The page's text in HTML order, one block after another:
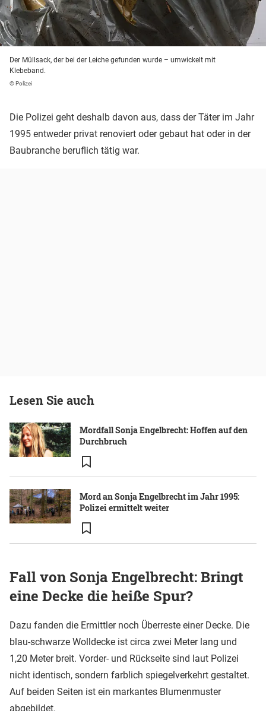
Der Müllsack, der bei der Leiche gefunden wurde – umwickelt mit
Klebeband.
© Polizei
Die Polizei geht deshalb davon aus, dass der Täter im Jahr
1995 entweder privat renoviert oder gebaut hat oder in der
Baubranche beruflich tätig war.
Lesen Sie auch
Mordfall Sonja Engelbrecht: Hoffen auf den
Durchbruch
Mord an Sonja Engelbrecht im Jahr 1995:
Polizei ermittelt weiter
Fall von Sonja Engelbrecht: Bringt
eine Decke die heiße Spur?
Dazu fanden die Ermittler noch Überreste einer Decke. Die
blau-schwarze Wolldecke ist circa zwei Meter lang und
1,20 Meter breit. Vorder- und Rückseite sind laut Polizei
nicht identisch, sondern farblich spiegelverkehrt gestaltet.
Auf beiden Seiten ist ein markantes Blumenmuster
abgebildet.